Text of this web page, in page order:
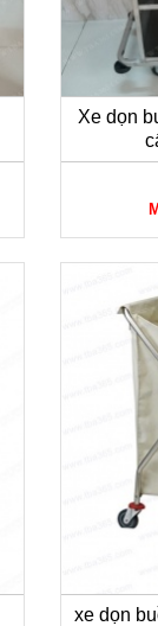
Xe dọn
xe dọn